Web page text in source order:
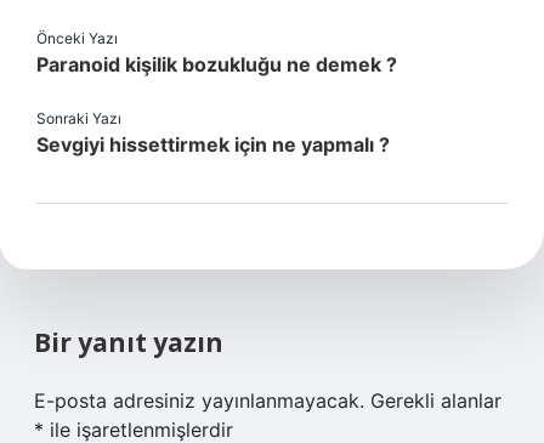
Önceki Yazı
Paranoid kişilik bozukluğu ne demek ?
Sonraki Yazı
Sevgiyi hissettirmek için ne yapmalı ?
Bir yanıt yazın
E-posta adresiniz yayınlanmayacak. Gerekli alanlar
* ile işaretlenmişlerdir